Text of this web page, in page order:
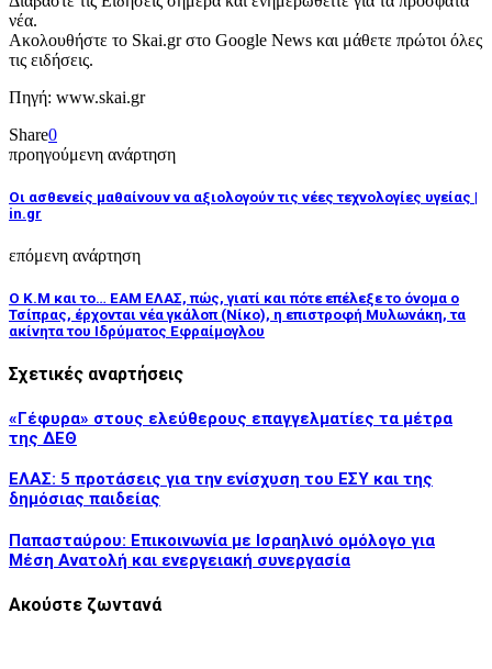
νέα.
Ακολουθήστε το Skai.gr στο Google News και μάθετε πρώτοι όλες
τις ειδήσεις.
Πηγή: www.skai.gr
Share0
προηγούμενη ανάρτηση
Οι ασθενείς μαθαίνουν να αξιολογούν τις νέες τεχνολογίες υγείας |
in.gr
επόμενη ανάρτηση
Ο Κ.Μ και το… ΕΑΜ ΕΛΑΣ, πώς, γιατί και πότε επέλεξε το όνομα ο
Τσίπρας, έρχονται νέα γκάλοπ (Νίκο), η επιστροφή Μυλωνάκη, τα
ακίνητα του Ιδρύματος Εφραίμογλου
Σχετικές αναρτήσεις
«Γέφυρα» στους ελεύθερους επαγγελματίες τα μέτρα
της ΔΕΘ
ΕΛΑΣ: 5 προτάσεις για την ενίσχυση του ΕΣΥ και της
δημόσιας παιδείας
Παπασταύρου: Επικοινωνία με Ισραηλινό ομόλογο για
Μέση Ανατολή και ενεργειακή συνεργασία
Ακούστε ζωντανά